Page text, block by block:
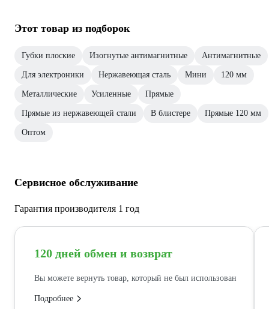
Этот товар из подборок
Губки плоские Изогнутые антимагнитные Антимагнитные
Для электроники Нержавеющая сталь Мини 120 мм
Металлические Усиленные Прямые
Прямые из нержавеющей стали В блистере Прямые 120 мм
Оптом
Сервисное обслуживание
Гарантия производителя 1 год
120 дней обмен и возврат
Вы можете вернуть товар, который не был использован
Подробнее